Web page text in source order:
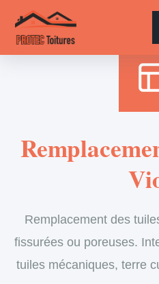
Remplacement des
fissurées ou poreuses.
tuiles mécaniques, terre